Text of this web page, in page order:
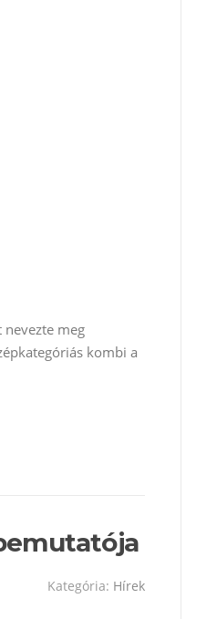
nevezte meg
kombi a
Kategória: Hírek